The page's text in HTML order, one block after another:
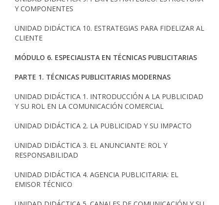
Y COMPONENTES
UNIDAD DIDÁCTICA 10. ESTRATEGIAS PARA FIDELIZAR AL
CLIENTE
MÓDULO 6. ESPECIALISTA EN TÉCNICAS PUBLICITARIAS
PARTE 1. TÉCNICAS PUBLICITARIAS MODERNAS
UNIDAD DIDÁCTICA 1. INTRODUCCIÓN A LA PUBLICIDAD
Y SU ROL EN LA COMUNICACIÓN COMERCIAL
UNIDAD DIDÁCTICA 2. LA PUBLICIDAD Y SU IMPACTO
UNIDAD DIDÁCTICA 3. EL ANUNCIANTE: ROL Y
RESPONSABILIDAD
UNIDAD DIDÁCTICA 4. AGENCIA PUBLICITARIA: EL
EMISOR TÉCNICO